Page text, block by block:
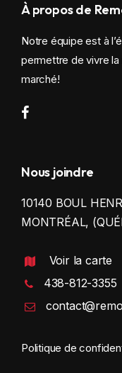
À propos de
Notre équipe est à
permettre de vivre la
marché!
Nous joindre
10140 BOUL
MONTRÉAL,
Voir la carte
438-812-3355
Politique de